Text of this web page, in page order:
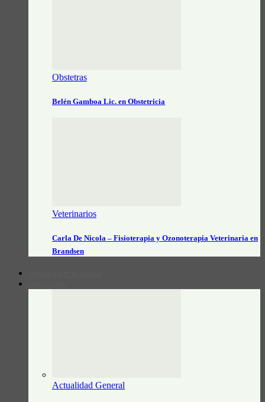
Obstetras
Belén Gamboa Lic. en Obstetricia
Veterinarios
Carla De Nicola – Fisioterapia y Ozonoterapia Veterinaria en
Brandsen
Actualidad General